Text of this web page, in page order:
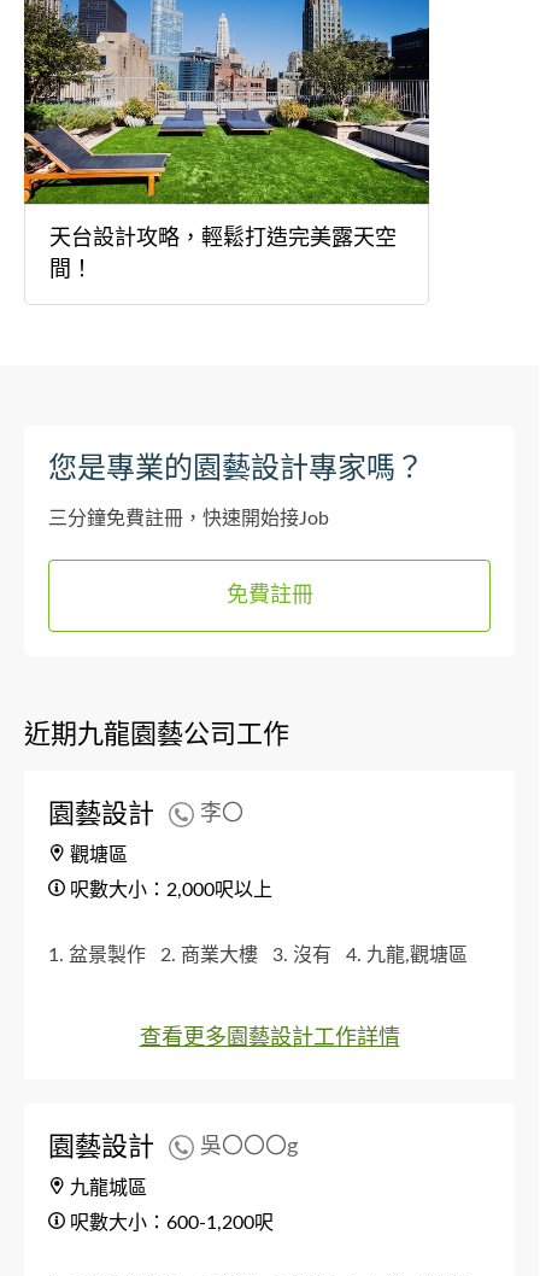
天台設計攻略，輕鬆打造完美露天空
間！
您是專業的園藝設計專家嗎？
三分鐘免費註冊，快速開始接Job
免費註冊
近期九龍園藝公司工作
園藝設計 李〇
觀塘區
呎數大小：2,000呎以上
1. 盆景製作 2. 商業大樓 3. 沒有 4. 九龍,觀塘區
查看更多園藝設計工作詳情
園藝設計 吳〇〇〇g
九龍城區
呎數大小：600-1,200呎